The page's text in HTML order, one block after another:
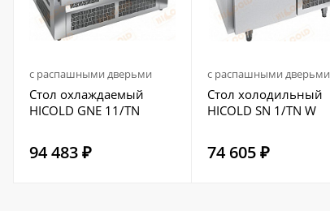
с распашными дверьми
Стол охлаждаемый
HICOLD GNE 11/TN
94 483 ₽
с распашными дверьми
Стол холодильный
HICOLD SN 1/TN W
74 605 ₽